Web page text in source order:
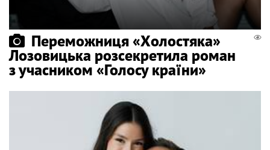
Переможниця «Холостяка»
Лозовицька розсекретила роман
з учасником «Голосу країни»